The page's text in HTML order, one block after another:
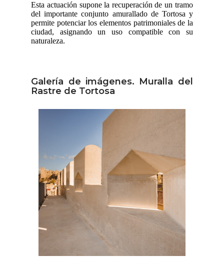
Esta actuación supone la recuperación de un tramo
del importante conjunto amurallado de Tortosa y
permite potenciar los elementos patrimoniales de la
ciudad, asignando un uso compatible con su
naturaleza.
Galería de imágenes. Muralla del
Rastre de Tortosa